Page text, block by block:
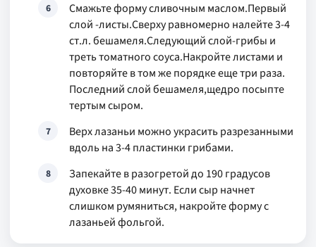
6
Смажьте форму сливочным маслом.Первый
слой -листы.Сверху равномерно налейте 3-4
ст.л. бешамеля.Следующий слой-грибы и
треть томатного соуса.Накройте листами и
повторяйте в том же порядке еще три раза.
Последний слой бешамеля,щедро посыпте
тертым сыром.
7
Верх лазаньи можно украсить разрезанными
вдоль на 3-4 пластинки грибами.
8
Запекайте в разогретой до 190 градусов
духовке 35-40 минут. Если сыр начнет
слишком румяниться, накройте форму с
лазаньей фольгой.